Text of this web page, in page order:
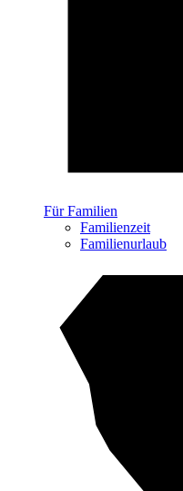
Für Familien
Familienzeit
Familienurlaub